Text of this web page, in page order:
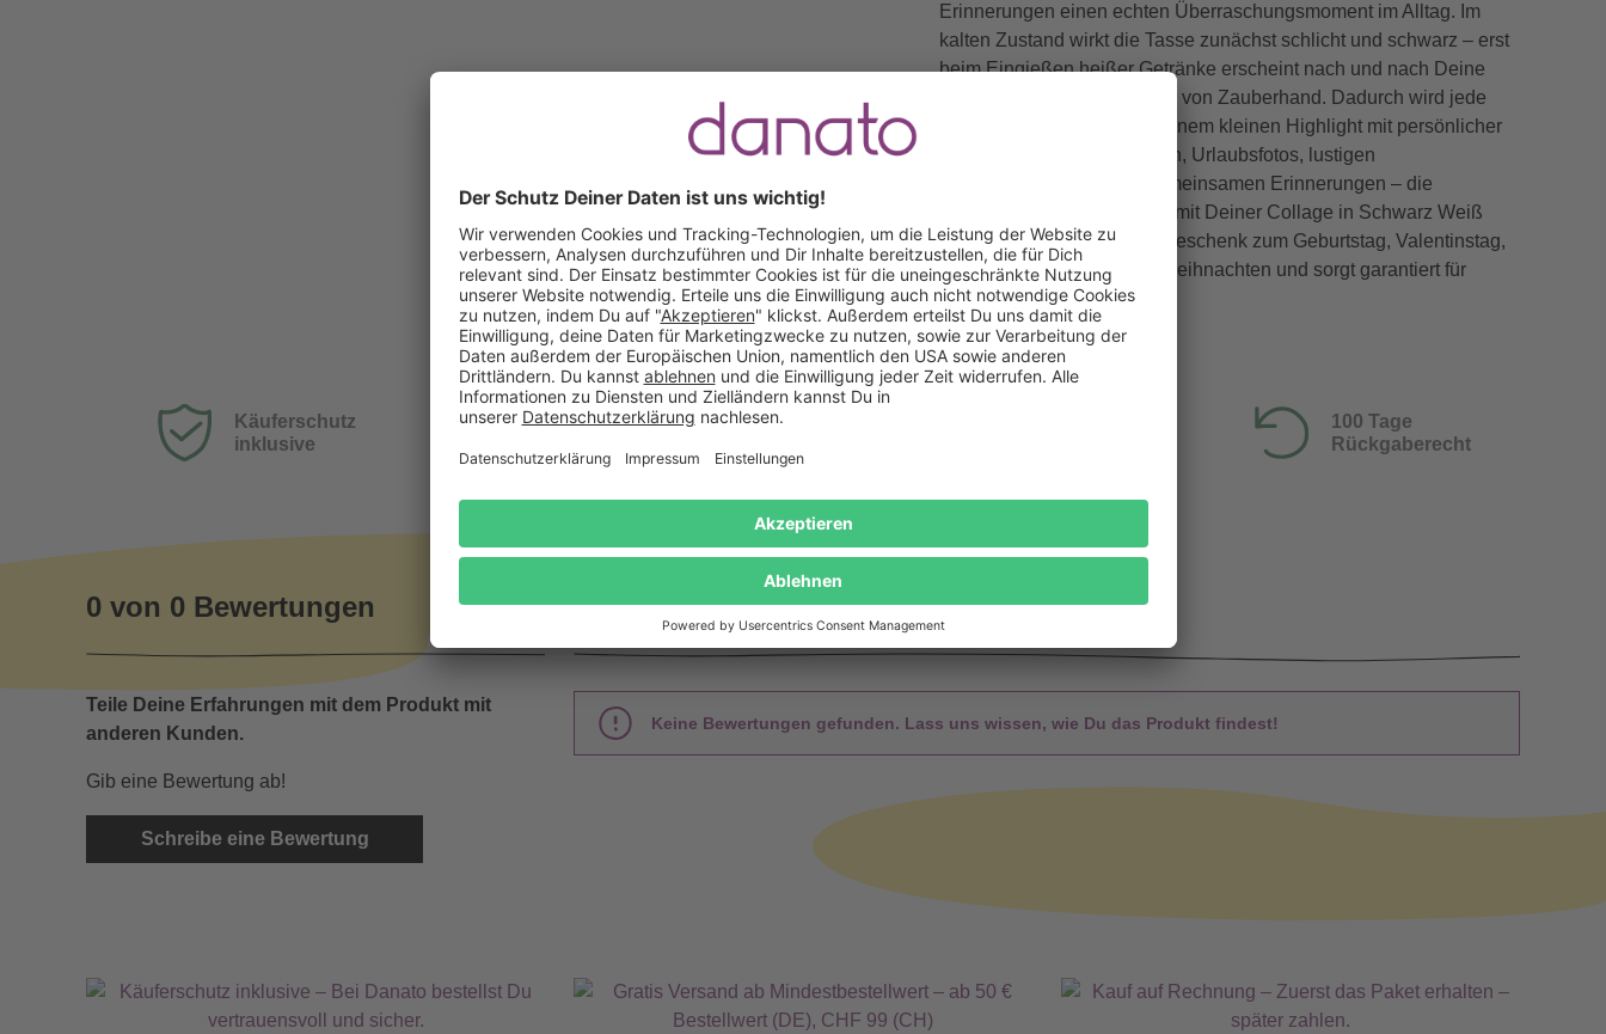
Erinnerungen einen echten Überraschungsmoment im Alltag. Im
kalten Zustand wirkt die Tasse zunächst schlicht und schwarz – erst
beim Eingießen heißer Getränke erscheint nach und nach Deine
individuelle Fotocollage wie von Zauberhand. Dadurch wird jede
Kaffee- oder Teepause zu einem kleinen Highlight mit persönlicher
Note. Ob mit Familienbildern, Urlaubsfotos, lustigen
Schnappschüssen oder gemeinsamen Erinnerungen – die
personalisierte Kaffeetasse mit Deiner Collage in Schwarz Weiß
eignet sich wunderbar als Geschenk zum Geburtstag, Valentinstag,
Muttertag, Jahrestag oder Weihnachten und sorgt garantiert für
staunende Gesichter.
Käuferschutz
inklusive
Gratis Versand ab
100 Tage
Rückgaberecht
0 von 0 Bewertungen
Teile Deine Erfahrungen mit dem Produkt mit
anderen Kunden.
Gib eine Bewertung ab!
Schreibe eine Bewertung
Das sagen unsere Kunden
Keine Bewertungen gefunden. Lass uns wissen, wie Du das Produkt findest!